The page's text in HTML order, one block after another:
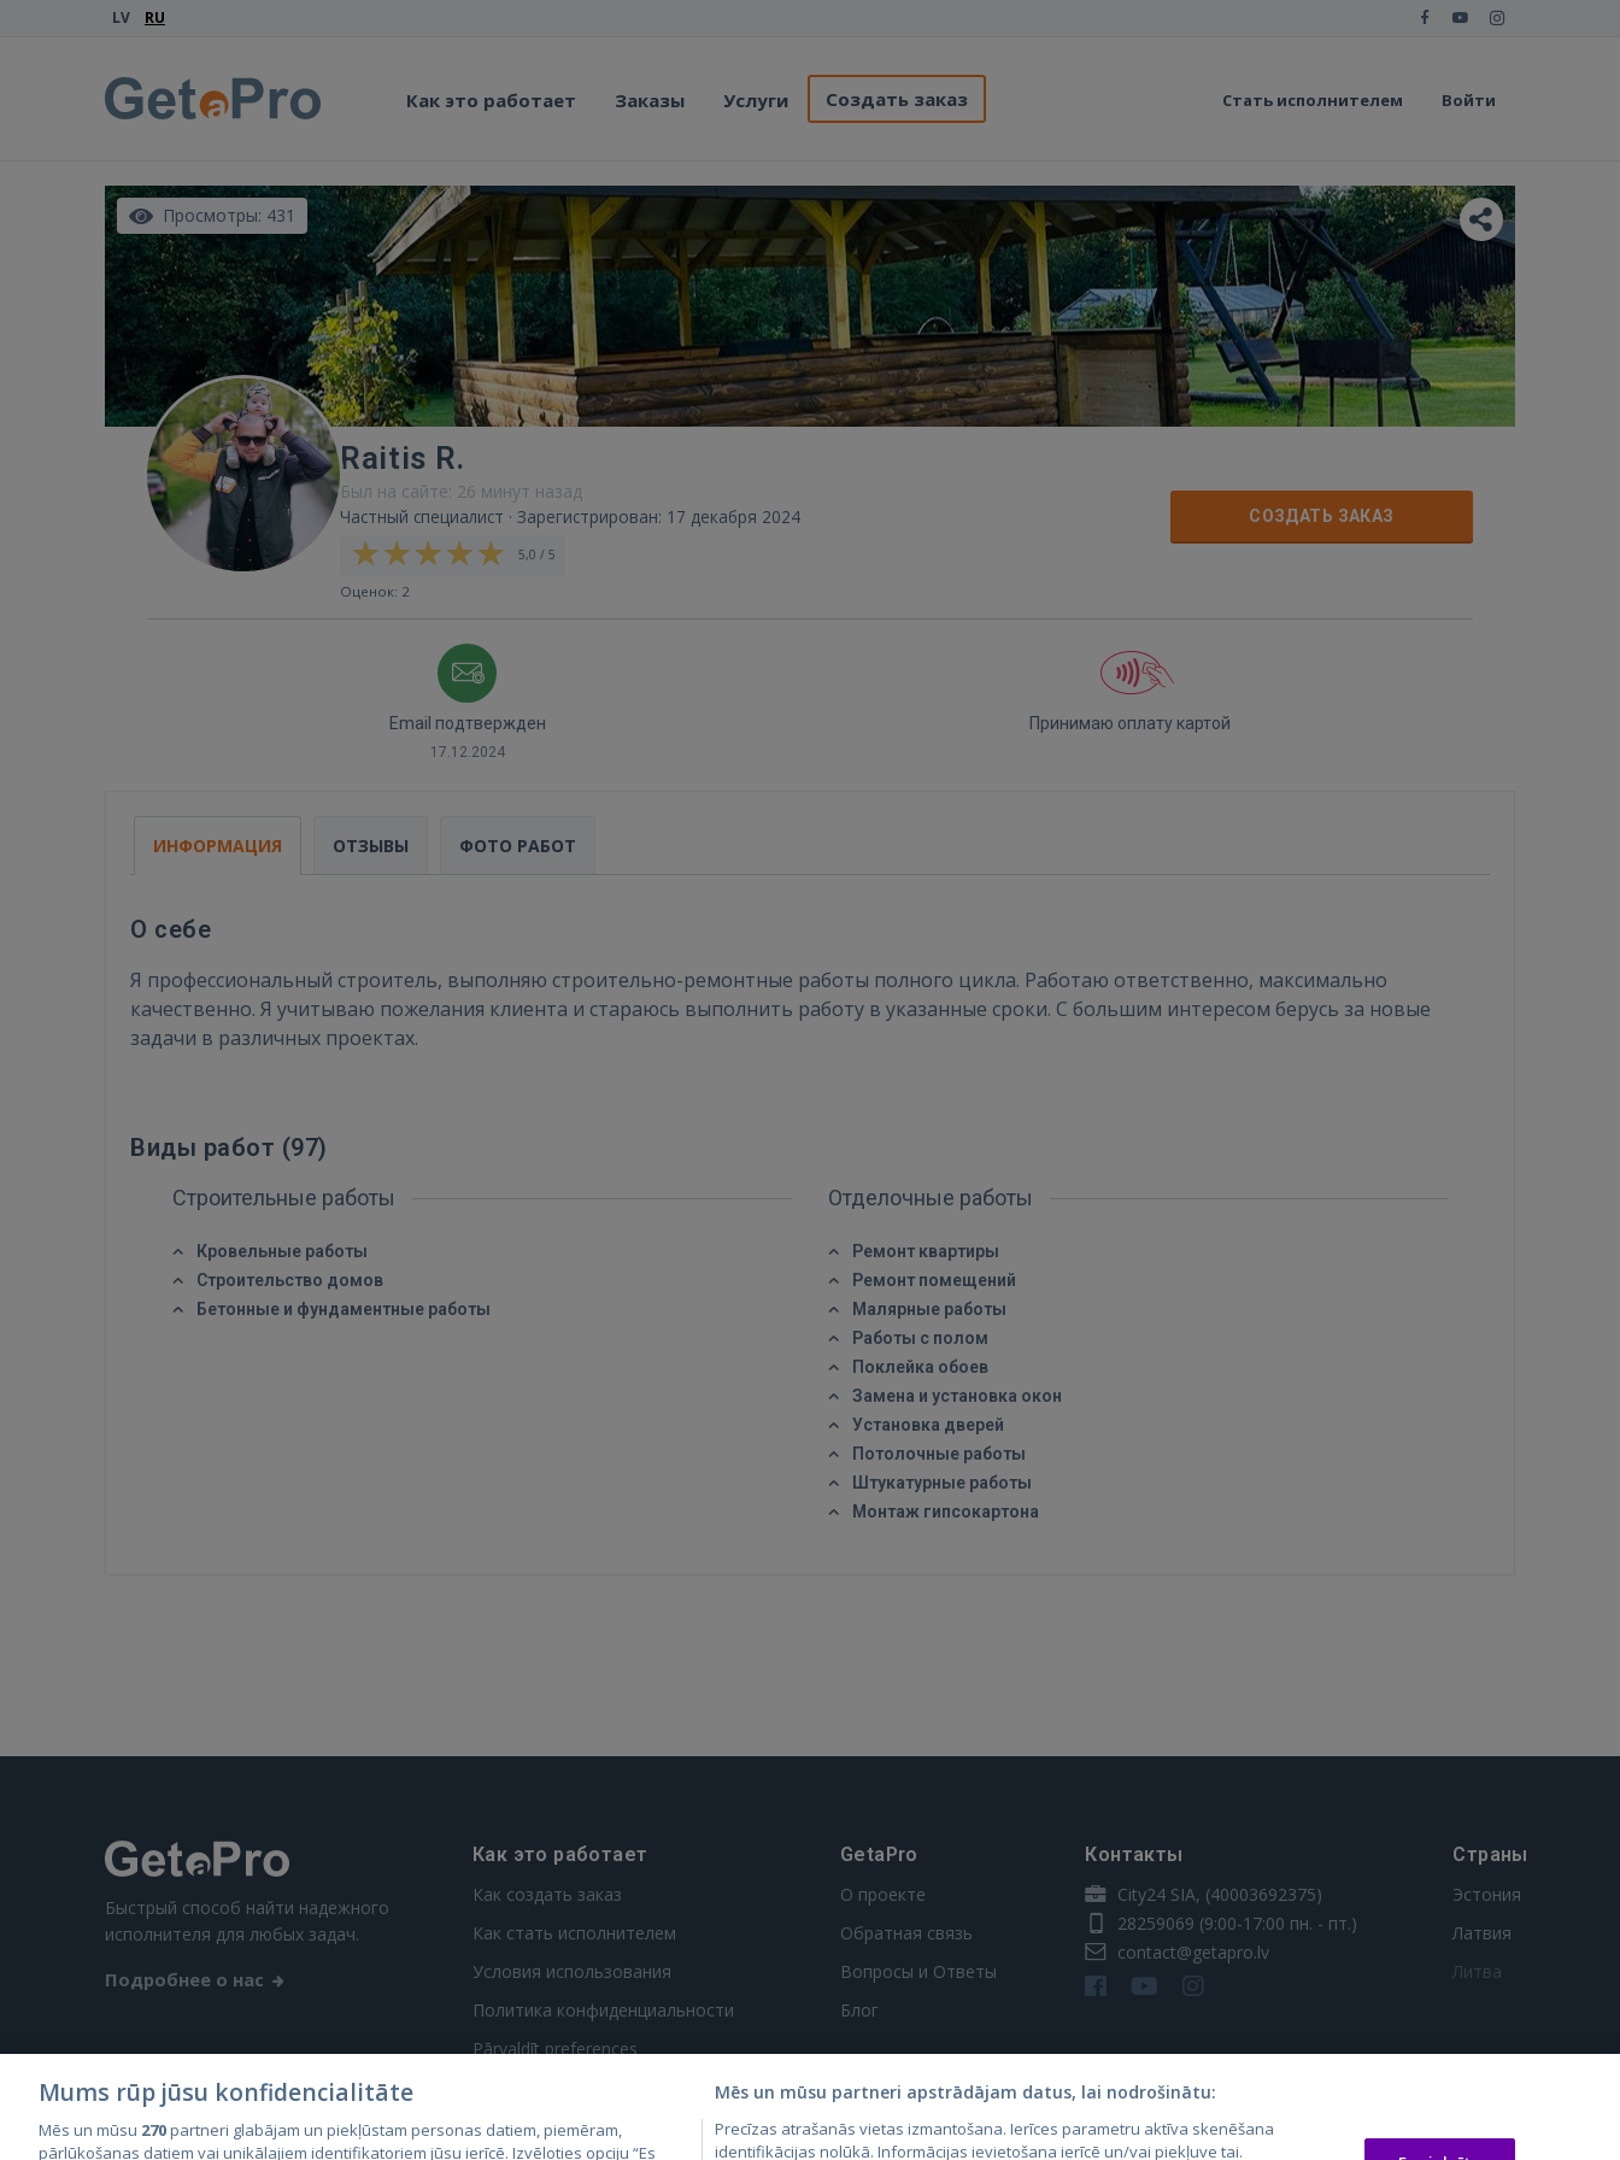
LV RU
Как это работает Заказы Услуги Создать заказ Стать исполнителем Войти
GOOGLE
 Sign in with Apple
Ещё не зарегистрированы?
РЕГИСТРАЦИЯ
Просмотры: 431
Raitis R.
Был на сайте: 26 минут назад
Частный специалист · Зарегистрирован: 17 декабря 2024
5,0 / 5
Оценок: 2
СОЗДАТЬ ЗАКАЗ
Email подтвержден
17.12.2024
Принимаю оплату картой
ИНФОРМАЦИЯ ОТЗЫВЫ ФОТО РАБОТ
О себе
Я профессиональный строитель, выполняю строительно-ремонтные работы полного цикла. Работаю ответственно, максимально
качественно. Я учитываю пожелания клиента и стараюсь выполнить работу в указанные сроки. С большим интересом берусь за новые
задачи в различных проектах.
Виды работ (97)
Строительные работы
Кровельные работы
Строительство домов
Бетонные и фундаментные работы
Отделочные работы
Ремонт квартиры
Ремонт помещений
Малярные работы
Работы с полом
Поклейка обоев
Замена и установка окон
Установка дверей
Потолочные работы
Штукатурные работы
Монтаж гипсокартона
Быстрый способ найти надежного
исполнителя для любых задач.
Подробнее о нас
Как это работает
Как создать заказ
Как стать исполнителем
Условия использования
Политика конфиденциальности
Pārvaldīt preferences
GetaPro
О проекте
Обратная связь
Вопросы и Ответы
Блог
Контакты
City24 SIA, (40003692375)
28259069 (9:00-17:00 пн. - пт.)
contact@getapro.lv
Страны
Эстония
Латвия
Литва
Mums rūp jūsu konfidencialitāte
Mēs un mūsu 270partneri glabājam un piekļūstam personas datiem, piemēram,
pārlūkošanas datiem vai unikālajiem identifikatoriem jūsu ierīcē. Izvēloties opciju “Es
Mēs un mūsu partneri apstrādājam datus, lai nodrošinātu:
Precīzas atrašanās vietas izmantošana. Ierīces parametru aktīva skenēšana
identifikācijas nolūkā. Informācijas ievietošana ierīcē un/vai piekļuve tai.